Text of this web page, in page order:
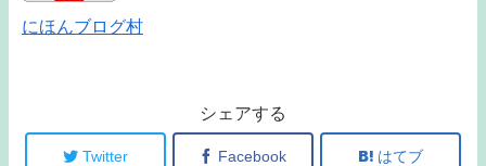
にほんブログ村
シェアする
Twitter Facebook はてブ